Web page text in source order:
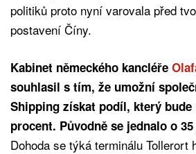
politiků proto nyní varovala před
postavení Číny.
Kabinet německého kancléře
souhlasil s tím, že umožní
Shipping získat podíl, který bude
procent. Původně se jednalo o
Dohoda se týká terminálu Tollerort